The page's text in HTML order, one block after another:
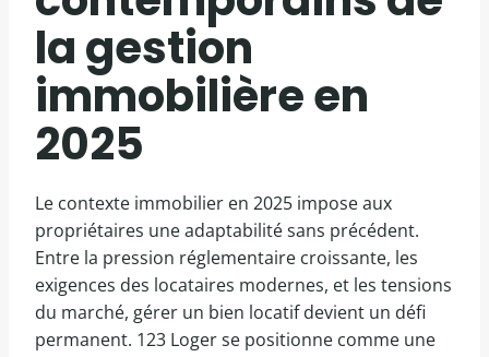
la gestion
immobilière en
2025
Le contexte immobilier en 2025 impose aux
propriétaires une adaptabilité sans précédent.
Entre la pression réglementaire croissante, les
exigences des locataires modernes, et les tensions
du marché, gérer un bien locatif devient un défi
permanent. 123 Loger se positionne comme une